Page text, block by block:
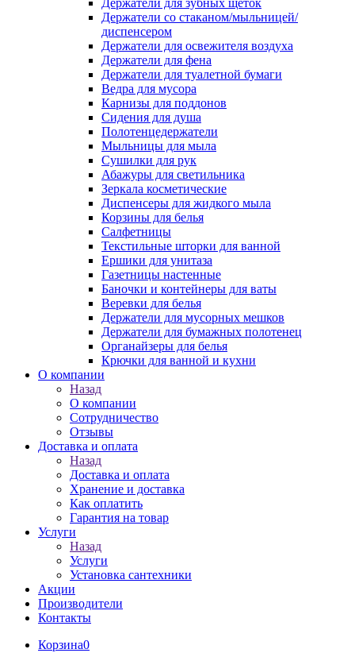
Держатели для зубных щеток
Держатели со стаканом/мыльницей/
диспенсером
Держатели для освежителя воздуха
Держатели для фена
Держатели для туалетной бумаги
Ведра для мусора
Карнизы для поддонов
Сидения для душа
Полотенцедержатели
Мыльницы для мыла
Сушилки для рук
Абажуры для светильника
Зеркала косметические
Диспенсеры для жидкого мыла
Корзины для белья
Салфетницы
Текстильные шторки для ванной
Ершики для унитаза
Газетницы настенные
Баночки и контейнеры для ваты
Веревки для белья
Держатели для мусорных мешков
Держатели для бумажных полотенец
Органайзеры для белья
Крючки для ванной и кухни
О компании
Назад
О компании
Сотрудничество
Отзывы
Доставка и оплата
Назад
Доставка и оплата
Хранение и доставка
Как оплатить
Гарантия на товар
Услуги
Назад
Услуги
Установка сантехники
Акции
Производители
Контакты
Корзина0